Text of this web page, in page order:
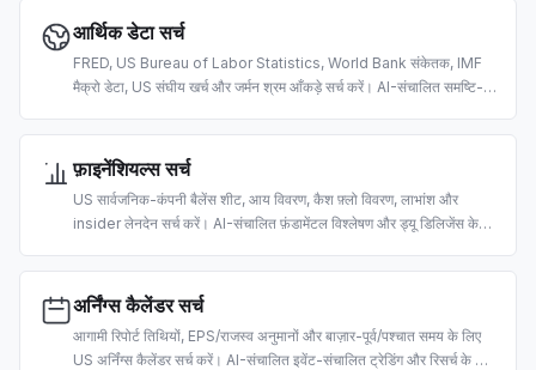
आर्थिक डेटा सर्च
FRED, US Bureau of Labor Statistics, World Bank संकेतक, IMF
मैक्रो डेटा, US संघीय खर्च और जर्मन श्रम आँकड़े सर्च करें। AI-संचालित समष्टि-
फ़ाइनेंशियल्स सर्च
US सार्वजनिक-कंपनी बैलेंस शीट, आय विवरण, कैश फ़्लो विवरण, लाभांश और
insider लेनदेन सर्च करें। AI-संचालित फ़ंडामेंटल विश्लेषण और ड्यू डिलिजेंस के
अर्निंग्स कैलेंडर सर्च
आगामी रिपोर्ट तिथियों, EPS/राजस्व अनुमानों और बाज़ार-पूर्व/पश्चात समय के लिए
US अर्निंग्स कैलेंडर सर्च करें। AI-संचालित इवेंट-संचालित ट्रेडिंग और रिसर्च के लिए